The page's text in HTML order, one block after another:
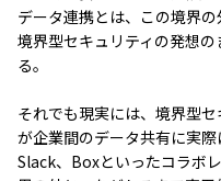
データ連携とは、この境界の
境界型セキュリティの発想
る。
それでも現実には、境界型
が企業間のデータ共有に実
Slack、Boxといったコラボ